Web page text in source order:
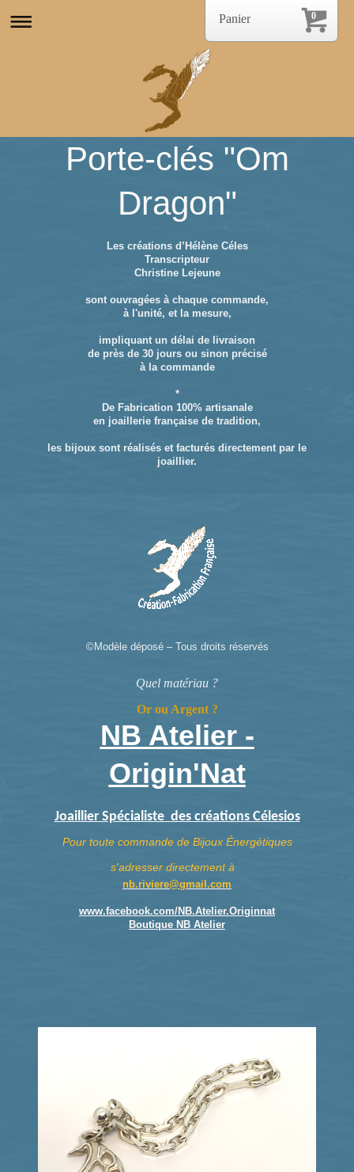
Porte-clés "Om
Dragon"
Les créations d’Hélène Céles
Transcripteur
Christine Lejeune
sont ouvragées à chaque commande,
à l'unité, et la mesure,
impliquant un délai de livraison
de près de 30 jours ou sinon précisé
à la commande
*
De Fabrication 100% artisanale
en joaillerie française de tradition,
les bijoux sont réalisés et facturés directement par le
joaillier.
©Modèle déposé – Tous droits réservés
Quel matériau ?
Or ou Argent ?
NB Atelier -
Origin'Nat
Joaillier Spécialiste des créations Célesios
Pour toute commande de Bijoux Énergétiques
s'adresser directement à
nb.riviere@gmail.com
www.facebook.com/NB.Atelier.Originnat
Boutique NB Atelier
0
Panier